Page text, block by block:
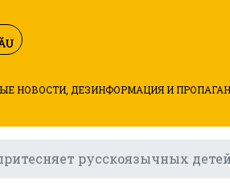
НОВОСТИ, ДЕЗИНФОРМАЦИЯ И
русскоязычных